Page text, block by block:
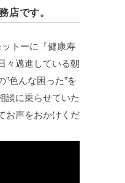
店です。
トーに『健康寿
々邁進している朝
”色んな困った”を
談に乗らせていた
お声をおかけくだ